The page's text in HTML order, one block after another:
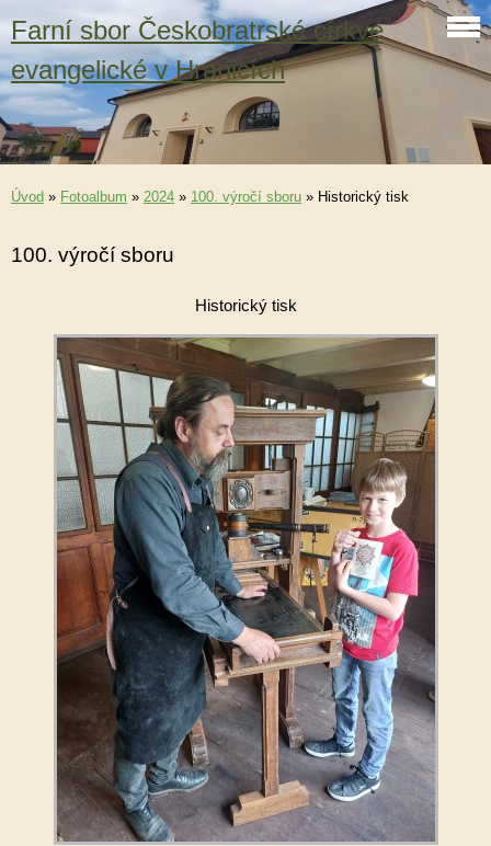
Farní sbor Českobratrské církve
evangelické v Hranicích
Úvod » Fotoalbum » 2024 » 100. výročí sboru » Historický tisk
100. výročí sboru
Historický tisk